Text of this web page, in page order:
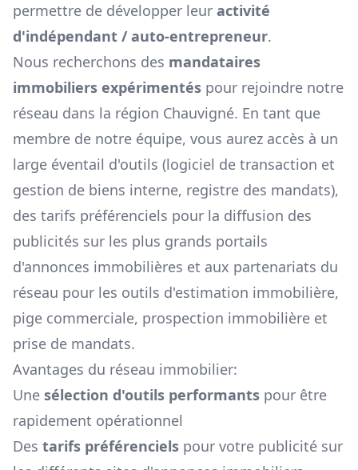
permettre de développer leur activité
d'indépendant / auto-entrepreneur.
Nous recherchons des mandataires
immobiliers expérimentés pour rejoindre notre
réseau dans la région Chauvigné. En tant que
membre de notre équipe, vous aurez accès à un
large éventail d'outils (logiciel de transaction et
gestion de biens interne, registre des mandats),
des tarifs préférenciels pour la diffusion des
publicités sur les plus grands portails
d'annonces immobilières et aux partenariats du
réseau pour les outils d'estimation immobilière,
pige commerciale, prospection immobilière et
prise de mandats.
Avantages du réseau immobilier:
Une sélection d'outils performants pour être
rapidement opérationnel
Des tarifs préférenciels pour votre publicité sur